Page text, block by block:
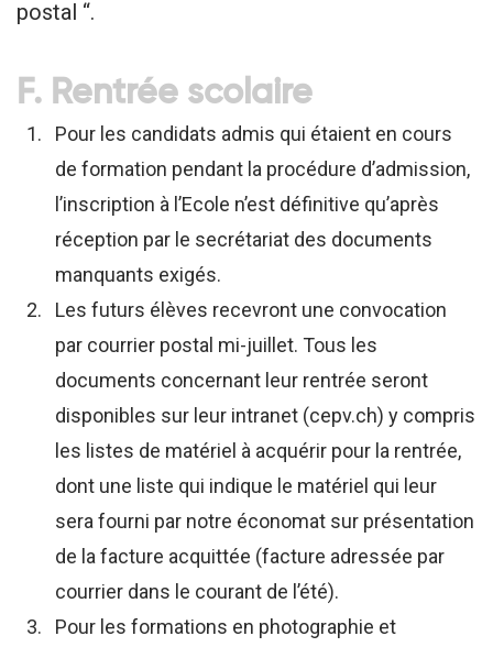
postal “.
F. Rentrée scolaire
Pour les candidats admis qui étaient en cours
de formation pendant la procédure d’admission,
l’inscription à l’Ecole n’est définitive qu’après
réception par le secrétariat des documents
manquants exigés.
Les futurs élèves recevront une convocation
par courrier postal mi-juillet. Tous les
documents concernant leur rentrée seront
disponibles sur leur intranet (cepv.ch) y compris
les listes de matériel à acquérir pour la rentrée,
dont une liste qui indique le matériel qui leur
sera fourni par notre économat sur présentation
de la facture acquittée (facture adressée par
courrier dans le courant de l’été).
Pour les formations en photographie et